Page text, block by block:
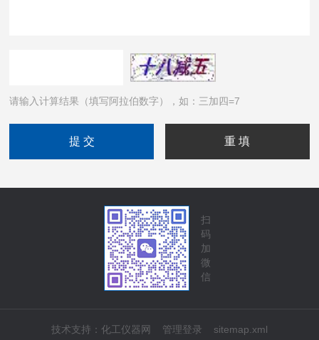
请输入计算结果（填写阿拉伯数字），如：三加四=7
扫
码
加
微
信
技术支持： 化工仪器网 管理登录 sitemap.xml